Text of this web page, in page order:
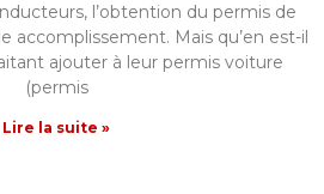
l’obtention du permis de
accomplissement. Mais qu’en est-il
ajouter à leur permis voiture
(permis
Lire la suite »